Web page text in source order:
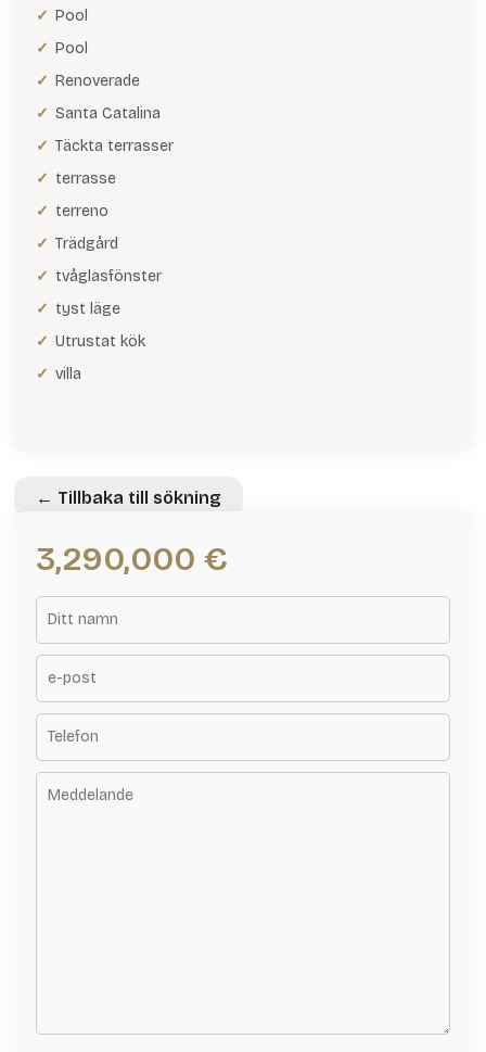
Pool
Pool
Renoverade
Santa Catalina
Täckta terrasser
terrasse
terreno
Trädgård
tvåglasfönster
tyst läge
Utrustat kök
villa
← Tillbaka till sökning
3,290,000 €